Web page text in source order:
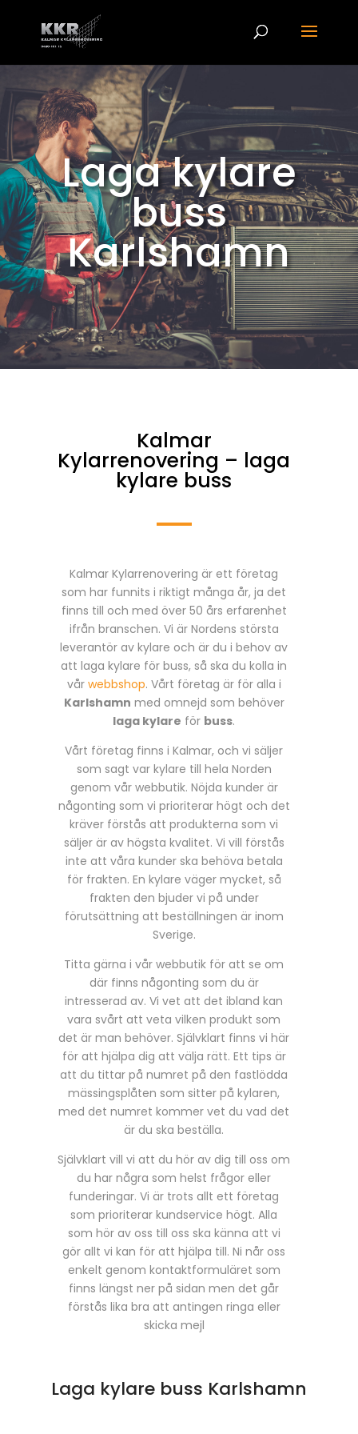
Laga kylare
buss
Karlshamn
Kalmar
Kylarrenovering – laga
kylare buss
Kalmar Kylarrenovering är ett företag
som har funnits i riktigt många år, ja det
finns till och med över 50 års erfarenhet
ifrån branschen. Vi är Nordens största
leverantör av kylare och är du i behov av
att laga kylare för buss, så ska du kolla in
vår webbshop. Vårt företag är för alla i
Karlshamn med omnejd som behöver
laga kylare för buss.
Vårt företag finns i Kalmar, och vi säljer
som sagt var kylare till hela Norden
genom vår webbutik. Nöjda kunder är
någonting som vi prioriterar högt och det
kräver förstås att produkterna som vi
säljer är av högsta kvalitet. Vi vill förstås
inte att våra kunder ska behöva betala
för frakten. En kylare väger mycket, så
frakten den bjuder vi på under
förutsättning att beställningen är inom
Sverige.
Titta gärna i vår webbutik för att se om
där finns någonting som du är
intresserad av. Vi vet att det ibland kan
vara svårt att veta vilken produkt som
det är man behöver. Självklart finns vi här
för att hjälpa dig att välja rätt. Ett tips är
att du tittar på numret på den fastlödda
mässingsplåten som sitter på kylaren,
med det numret kommer vet du vad det
är du ska beställa.
Självklart vill vi att du hör av dig till oss om
du har några som helst frågor eller
funderingar. Vi är trots allt ett företag
som prioriterar kundservice högt. Alla
som hör av oss till oss ska känna att vi
gör allt vi kan för att hjälpa till. Ni når oss
enkelt genom kontaktformuläret som
finns längst ner på sidan men det går
förstås lika bra att antingen ringa eller
skicka mejl
Laga kylare buss Karlshamn